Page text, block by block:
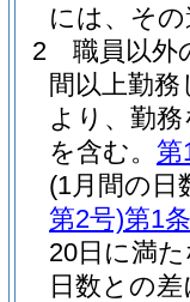
には、そ
2
職員以外
間以上勤務
より、勤
を含む。 第
(1月間の日
第2号)第1
20日に満
日数との